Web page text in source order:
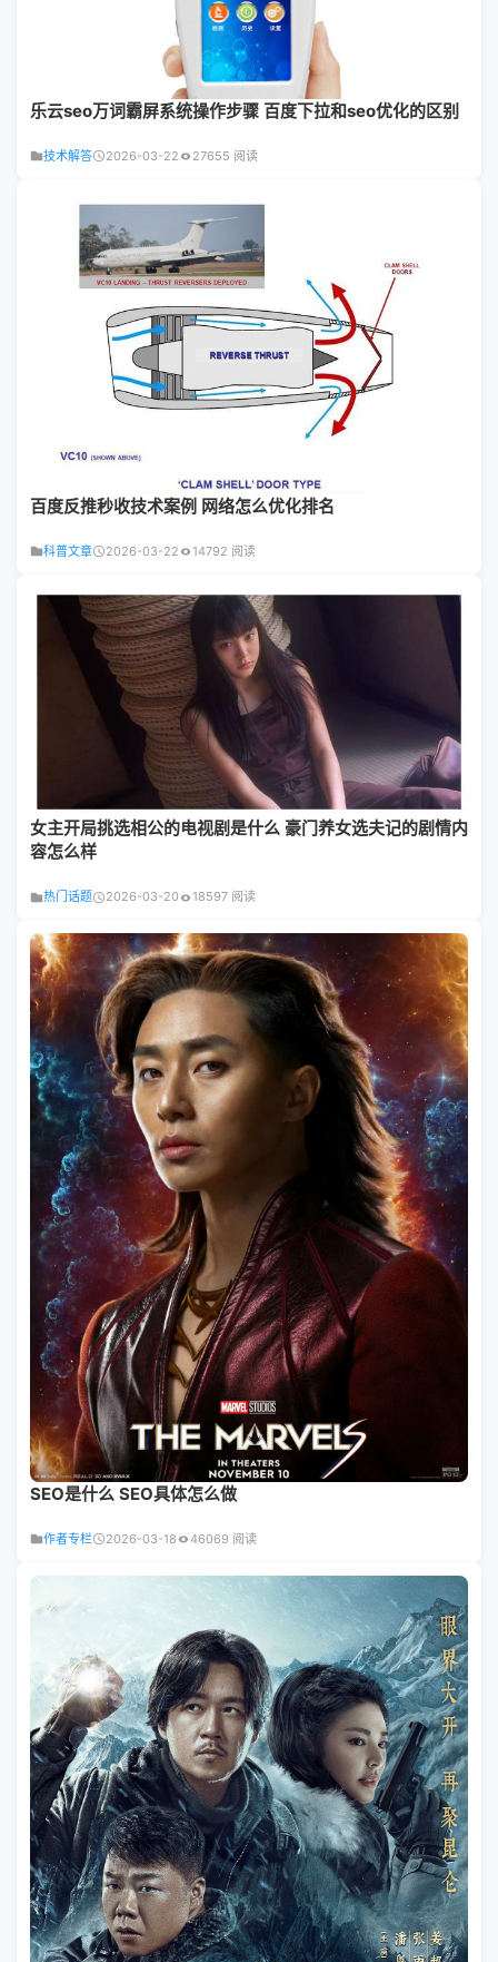
乐云seo万词霸屏系统操作步骤 百度下拉和seo优化的区别
技术解答 2026-03-22 27655 阅读
百度反推秒收技术案例 网络怎么优化排名
科普文章 2026-03-22 14792 阅读
女主开局挑选相公的电视剧是什么 豪门养女选夫记的剧情内
容怎么样
热门话题 2026-03-20 18597 阅读
SEO是什么 SEO具体怎么做
作者专栏 2026-03-18 46069 阅读